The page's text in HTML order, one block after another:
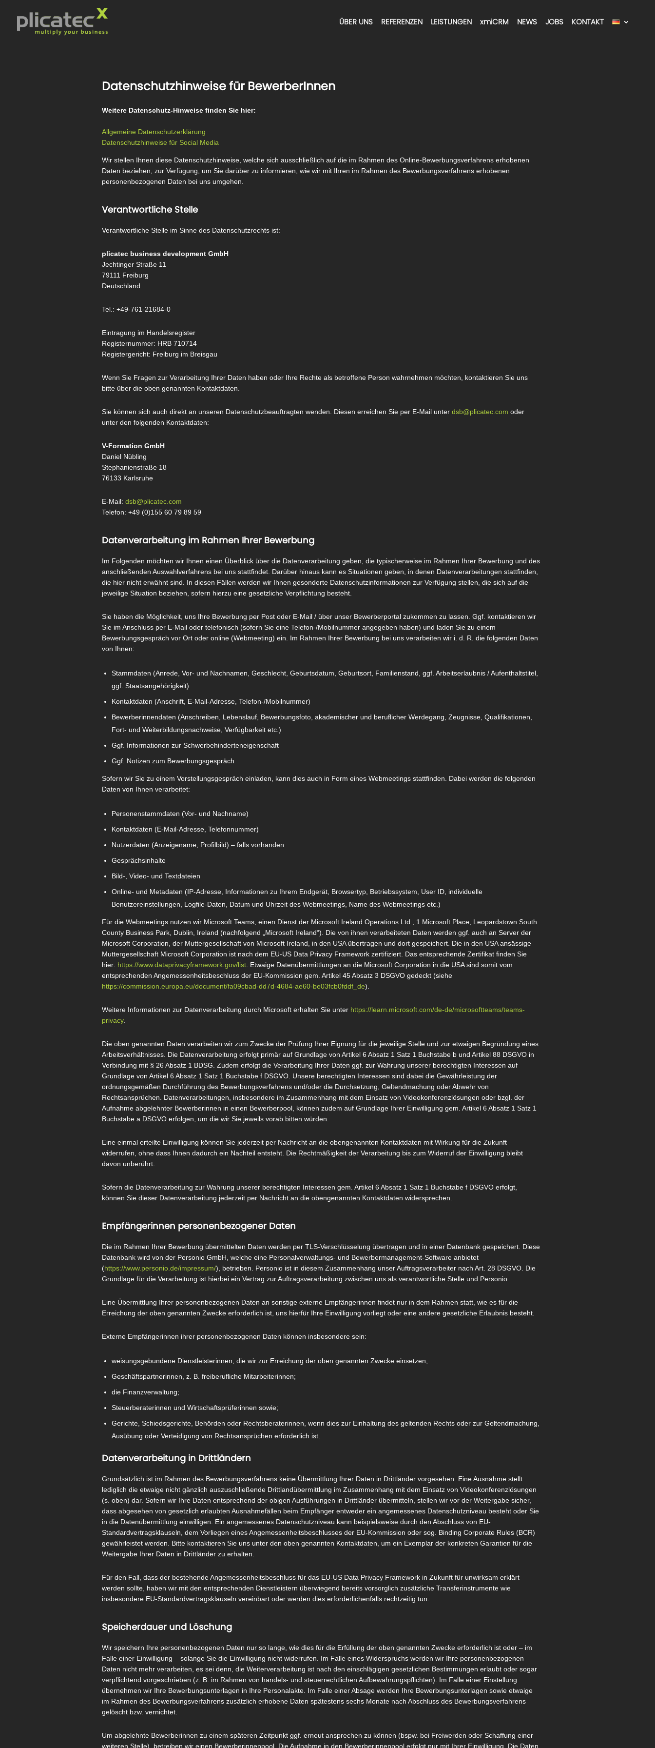
content
ÜBER UNS REFERENZEN LEISTUNGEN xmiCRM NEWS JOBS KONTAKT
Datenschutzhinweise für BewerberInnen
Weitere Datenschutz-Hinweise finden Sie hier:
Allgemeine Datenschutzerklärung
Datenschutzhinweise für Social Media
Wir stellen Ihnen diese Datenschutzhinweise, welche sich ausschließlich auf die im Rahmen des Online-Bewerbungsverfahrens erhobenen
Daten beziehen, zur Verfügung, um Sie darüber zu informieren, wie wir mit Ihren im Rahmen des Bewerbungsverfahrens erhobenen
personenbezogenen Daten bei uns umgehen.
Verantwortliche Stelle
Verantwortliche Stelle im Sinne des Datenschutzrechts ist:
plicatec business development GmbH
Jechtinger Straße 11
79111 Freiburg
Deutschland
Tel.: +49-761-21684-0
Eintragung im Handelsregister
Registernummer: HRB 710714
Registergericht: Freiburg im Breisgau
Wenn Sie Fragen zur Verarbeitung Ihrer Daten haben oder Ihre Rechte als betroffene Person wahrnehmen möchten, kontaktieren Sie uns
bitte über die oben genannten Kontaktdaten.
Sie können sich auch direkt an unseren Datenschutzbeauftragten wenden. Diesen erreichen Sie per E-Mail unter dsb@plicatec.com oder
unter den folgenden Kontaktdaten:
V-Formation GmbH
Daniel Nübling
Stephanienstraße 18
76133 Karlsruhe
E-Mail: dsb@plicatec.com
Telefon: +49 (0)155 60 79 89 59
Datenverarbeitung im Rahmen Ihrer Bewerbung
Im Folgenden möchten wir Ihnen einen Überblick über die Datenverarbeitung geben, die typischerweise im Rahmen Ihrer Bewerbung und des
anschließenden Auswahlverfahrens bei uns stattfindet. Darüber hinaus kann es Situationen geben, in denen Datenverarbeitungen stattfinden,
die hier nicht erwähnt sind. In diesen Fällen werden wir Ihnen gesonderte Datenschutzinformationen zur Verfügung stellen, die sich auf die
jeweilige Situation beziehen, sofern hierzu eine gesetzliche Verpflichtung besteht.
Sie haben die Möglichkeit, uns Ihre Bewerbung per Post oder E-Mail / über unser Bewerberportal zukommen zu lassen. Ggf. kontaktieren wir
Sie im Anschluss per E-Mail oder telefonisch (sofern Sie eine Telefon-/Mobilnummer angegeben haben) und laden Sie zu einem
Bewerbungsgespräch vor Ort oder online (Webmeeting) ein. Im Rahmen Ihrer Bewerbung bei uns verarbeiten wir i. d. R. die folgenden Daten
von Ihnen:
Stammdaten (Anrede, Vor- und Nachnamen, Geschlecht, Geburtsdatum, Geburtsort, Familienstand, ggf. Arbeitserlaubnis / Aufenthaltstitel,
ggf. Staatsangehörigkeit)
Kontaktdaten (Anschrift, E-Mail-Adresse, Telefon-/Mobilnummer)
Bewerberinnendaten (Anschreiben, Lebenslauf, Bewerbungsfoto, akademischer und beruflicher Werdegang, Zeugnisse, Qualifikationen,
Fort- und Weiterbildungsnachweise, Verfügbarkeit etc.)
Ggf. Informationen zur Schwerbehinderteneigenschaft
Ggf. Notizen zum Bewerbungsgespräch
Sofern wir Sie zu einem Vorstellungsgespräch einladen, kann dies auch in Form eines Webmeetings stattfinden. Dabei werden die folgenden
Daten von Ihnen verarbeitet:
Personenstammdaten (Vor- und Nachname)
Kontaktdaten (E-Mail-Adresse, Telefonnummer)
Nutzerdaten (Anzeigename, Profilbild) – falls vorhanden
Gesprächsinhalte
Bild-, Video- und Textdateien
Online- und Metadaten (IP-Adresse, Informationen zu Ihrem Endgerät, Browsertyp, Betriebssystem, User ID, individuelle
Benutzereinstellungen, Logfile-Daten, Datum und Uhrzeit des Webmeetings, Name des Webmeetings etc.)
Für die Webmeetings nutzen wir Microsoft Teams, einen Dienst der Microsoft Ireland Operations Ltd., 1 Microsoft Place, Leopardstown South
County Business Park, Dublin, Ireland (nachfolgend „Microsoft Ireland“). Die von ihnen verarbeiteten Daten werden ggf. auch an Server der
Microsoft Corporation, der Muttergesellschaft von Microsoft Ireland, in den USA übertragen und dort gespeichert. Die in den USA ansässige
Muttergesellschaft Microsoft Corporation ist nach dem EU-US Data Privacy Framework zertifiziert. Das entsprechende Zertifikat finden Sie
hier: https://www.dataprivacyframework.gov/list. Etwaige Datenübermittlungen an die Microsoft Corporation in die USA sind somit vom
entsprechenden Angemessenheitsbeschluss der EU-Kommission gem. Artikel 45 Absatz 3 DSGVO gedeckt (siehe
https://commission.europa.eu/document/fa09cbad-dd7d-4684-ae60-be03fcb0fddf_de).
Weitere Informationen zur Datenverarbeitung durch Microsoft erhalten Sie unter https://learn.microsoft.com/de-de/microsoftteams/teams-
privacy.
Die oben genannten Daten verarbeiten wir zum Zwecke der Prüfung Ihrer Eignung für die jeweilige Stelle und zur etwaigen Begründung eines
Arbeitsverhältnisses. Die Datenverarbeitung erfolgt primär auf Grundlage von Artikel 6 Absatz 1 Satz 1 Buchstabe b und Artikel 88 DSGVO in
Verbindung mit § 26 Absatz 1 BDSG. Zudem erfolgt die Verarbeitung Ihrer Daten ggf. zur Wahrung unserer berechtigten Interessen auf
Grundlage von Artikel 6 Absatz 1 Satz 1 Buchstabe f DSGVO. Unsere berechtigten Interessen sind dabei die Gewährleistung der
ordnungsgemäßen Durchführung des Bewerbungsverfahrens und/oder die Durchsetzung, Geltendmachung oder Abwehr von
Rechtsansprüchen. Datenverarbeitungen, insbesondere im Zusammenhang mit dem Einsatz von Videokonferenzlösungen oder bzgl. der
Aufnahme abgelehnter Bewerberinnen in einen Bewerberpool, können zudem auf Grundlage Ihrer Einwilligung gem. Artikel 6 Absatz 1 Satz 1
Buchstabe a DSGVO erfolgen, um die wir Sie jeweils vorab bitten würden.
Eine einmal erteilte Einwilligung können Sie jederzeit per Nachricht an die obengenannten Kontaktdaten mit Wirkung für die Zukunft
widerrufen, ohne dass Ihnen dadurch ein Nachteil entsteht. Die Rechtmäßigkeit der Verarbeitung bis zum Widerruf der Einwilligung bleibt
davon unberührt.
Sofern die Datenverarbeitung zur Wahrung unserer berechtigten Interessen gem. Artikel 6 Absatz 1 Satz 1 Buchstabe f DSGVO erfolgt,
können Sie dieser Datenverarbeitung jederzeit per Nachricht an die obengenannten Kontaktdaten widersprechen.
Empfängerinnen personenbezogener Daten
Die im Rahmen Ihrer Bewerbung übermittelten Daten werden per TLS-Verschlüsselung übertragen und in einer Datenbank gespeichert. Diese
Datenbank wird von der Personio GmbH, welche eine Personalverwaltungs- und Bewerbermanagement-Software anbietet
(https://www.personio.de/impressum/), betrieben. Personio ist in diesem Zusammenhang unser Auftragsverarbeiter nach Art. 28 DSGVO. Die
Grundlage für die Verarbeitung ist hierbei ein Vertrag zur Auftragsverarbeitung zwischen uns als verantwortliche Stelle und Personio.
Eine Übermittlung Ihrer personenbezogenen Daten an sonstige externe Empfängerinnen findet nur in dem Rahmen statt, wie es für die
Erreichung der oben genannten Zwecke erforderlich ist, uns hierfür Ihre Einwilligung vorliegt oder eine andere gesetzliche Erlaubnis besteht.
Externe Empfängerinnen ihrer personenbezogenen Daten können insbesondere sein:
weisungsgebundene Dienstleisterinnen, die wir zur Erreichung der oben genannten Zwecke einsetzen;
Geschäftspartnerinnen, z. B. freiberufliche Mitarbeiterinnen;
die Finanzverwaltung;
Steuerberaterinnen und Wirtschaftsprüferinnen sowie;
Gerichte, Schiedsgerichte, Behörden oder Rechtsberaterinnen, wenn dies zur Einhaltung des geltenden Rechts oder zur Geltendmachung,
Ausübung oder Verteidigung von Rechtsansprüchen erforderlich ist.
Datenverarbeitung in Drittländern
Grundsätzlich ist im Rahmen des Bewerbungsverfahrens keine Übermittlung Ihrer Daten in Drittländer vorgesehen. Eine Ausnahme stellt
lediglich die etwaige nicht gänzlich auszuschließende Drittlandübermittlung im Zusammenhang mit dem Einsatz von Videokonferenzlösungen
(s. oben) dar. Sofern wir Ihre Daten entsprechend der obigen Ausführungen in Drittländer übermitteln, stellen wir vor der Weitergabe sicher,
dass abgesehen von gesetzlich erlaubten Ausnahmefällen beim Empfänger entweder ein angemessenes Datenschutzniveau besteht oder Sie
in die Datenübermittlung einwilligen. Ein angemessenes Datenschutzniveau kann beispielsweise durch den Abschluss von EU-
Standardvertragsklauseln, dem Vorliegen eines Angemessenheitsbeschlusses der EU-Kommission oder sog. Binding Corporate Rules (BCR)
gewährleistet werden. Bitte kontaktieren Sie uns unter den oben genannten Kontaktdaten, um ein Exemplar der konkreten Garantien für die
Weitergabe Ihrer Daten in Drittländer zu erhalten.
Für den Fall, dass der bestehende Angemessenheitsbeschluss für das EU-US Data Privacy Framework in Zukunft für unwirksam erklärt
werden sollte, haben wir mit den entsprechenden Dienstleistern überwiegend bereits vorsorglich zusätzliche Transferinstrumente wie
insbesondere EU-Standardvertragsklauseln vereinbart oder werden dies erforderlichenfalls rechtzeitig tun.
Speicherdauer und Löschung
Wir speichern Ihre personenbezogenen Daten nur so lange, wie dies für die Erfüllung der oben genannten Zwecke erforderlich ist oder – im
Falle einer Einwilligung – solange Sie die Einwilligung nicht widerrufen. Im Falle eines Widerspruchs werden wir Ihre personenbezogenen
Daten nicht mehr verarbeiten, es sei denn, die Weiterverarbeitung ist nach den einschlägigen gesetzlichen Bestimmungen erlaubt oder sogar
verpflichtend vorgeschrieben (z. B. im Rahmen von handels- und steuerrechtlichen Aufbewahrungspflichten). Im Falle einer Einstellung
übernehmen wir Ihre Bewerbungsunterlagen in Ihre Personalakte. Im Falle einer Absage werden Ihre Bewerbungsunterlagen sowie etwaige
im Rahmen des Bewerbungsverfahrens zusätzlich erhobene Daten spätestens sechs Monate nach Abschluss des Bewerbungsverfahrens
gelöscht bzw. vernichtet.
Um abgelehnte Bewerberinnen zu einem späteren Zeitpunkt ggf. erneut ansprechen zu können (bspw. bei Freiwerden oder Schaffung einer
weiteren Stelle), betreiben wir einen Bewerberinnenpool. Die Aufnahme in den Bewerberinnenpool erfolgt nur mit Ihrer Einwilligung. Die Daten